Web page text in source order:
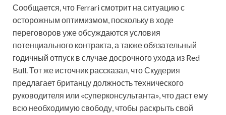
Сообщается, что Ferrari смотрит на ситуацию с
осторожным оптимизмом, поскольку в ходе
переговоров уже обсуждаются условия
потенциального контракта, а также обязательный
годичный отпуск в случае досрочного ухода из Red
Bull. Тот же источник рассказал, что Скудерия
предлагает британцу должность технического
руководителя или «суперконсультанта», что даст ему
всю необходимую свободу, чтобы раскрыть свой